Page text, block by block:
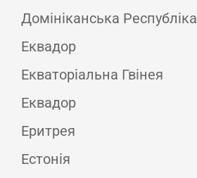
Домініканська Республіка
Еквадор
Екваторіальна Гвінея
Еквадор
Еритрея
Естонія